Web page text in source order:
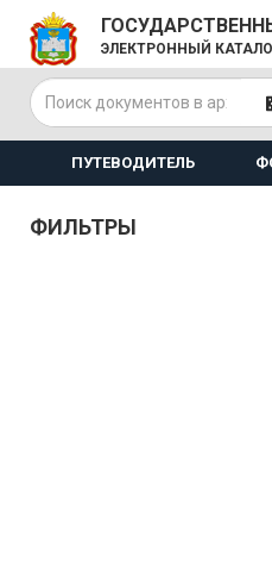
ЭЛЕКТРОННЫЙ
ПУТЕВОДИТЕЛЬ
ФИЛЬТРЫ